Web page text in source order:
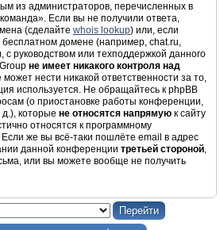
из администраторов, перечисленных в
Если вы не получили ответа,
(сделайте whois lookup) или, если
домене (например, chat.ru,
с руководством или техподдержкой данного
не имеет никакого контроля над
может нести никакой ответственности за то,
используется. Не обращайтесь к phpBB
(о приостановке работы конференции,
д.), которые не относятся напрямую к сайту
относятся к программному
же вы всё-таки пошлёте email в адрес
данной конференции третьей стороной,
или вы можете вообще не получить